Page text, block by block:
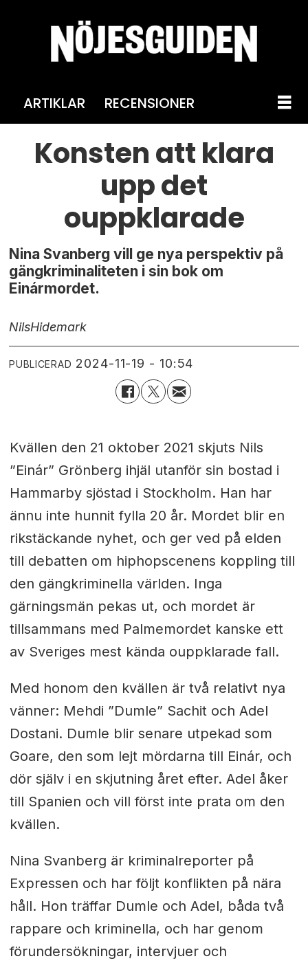
ARTIKLAR RECENSIONER
Konsten att klara
upp det
ouppklarade
Nina Svanberg vill ge nya perspektiv på
gängkriminaliteten i sin bok om
Einármordet.
NilsHidemark
PUBLICERAD 2024-11-19 - 10:54
Kvällen den 21 oktober 2021 skjuts Nils
”Einár” Grönberg ihjäl utanför sin bostad i
Hammarby sjöstad i Stockholm. Han har
ännu inte hunnit fylla 20 år. Mordet blir en
rikstäckande nyhet, och ger ved på elden
till debatten om hiphopscenens koppling till
den gängkriminella världen. Inga
gärningsmän pekas ut, och mordet är
tillsammans med Palmemordet kanske ett
av Sveriges mest kända ouppklarade fall.
Med honom den kvällen är två relativt nya
vänner: Mehdi ”Dumle” Sachit och Adel
Dostani. Dumle blir senare utpekad som
Goare, den som lejt mördarna till Einár, och
dör själv i en skjutning året efter. Adel åker
till Spanien och vill först inte prata om den
kvällen.
Nina Svanberg är kriminalreporter på
Expressen och har följt konflikten på nära
håll. Hon träffar Dumle och Adel, båda två
rappare och kriminella, och har genom
förundersökningar, intervjuer och